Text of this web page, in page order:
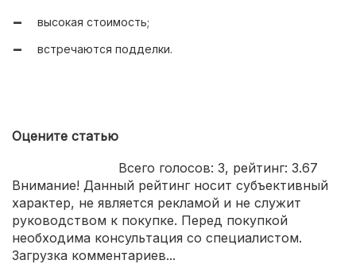
высокая стоимость;
встречаются подделки.
Оцените статью
Всего голосов: 3, рейтинг: 3.67
Внимание! Данный рейтинг носит субъективный
характер, не является рекламой и не служит
руководством к покупке. Перед покупкой
необходима консультация со специалистом.
Загрузка комментариев...